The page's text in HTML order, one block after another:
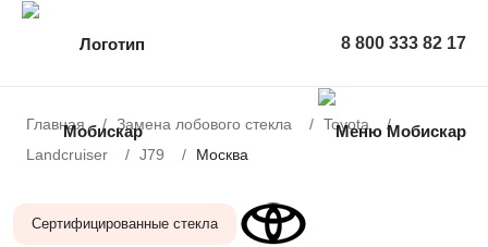
8 800 333 82 17
Главная Замена лобового стекла
Toyota
Landcruiser
J79 Москва
Сертифицированные стекла